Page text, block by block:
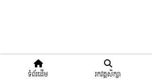
ទំព័រដើម រកវគ្គសិក្សា